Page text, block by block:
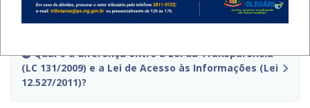
Quais os prazos para o cumprimento da LC 131?
Qual é a diferença entre a Lei da Transparência
(LC 131/2009) e a Lei de Acesso às Informações (Lei
12.527/2011)?